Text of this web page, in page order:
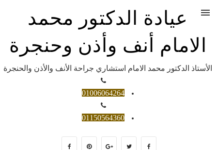
عيادة الدكتور محمد
الامام أنف وأذن وحنجرة
الأستاذ الدكتور محمد الامام استشاري جراحة الأنف والأذن والحنجرة
01006064264
01150564360